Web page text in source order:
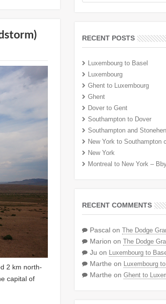
2 km north-
capital of
RECENT POSTS
Luxembourg to Basel
Luxembourg
Ghent to Luxembourg
Ghent
Dover to Gent
Southampton to Dover
Southampton and
New York to Southampton
New York
Montreal to New York –
RECENT COMMENTS
Pascal on The Dodge
Marion on The Dodge
Ju on Luxembourg to
Marthe on Luxembourg
Marthe on Ghent to